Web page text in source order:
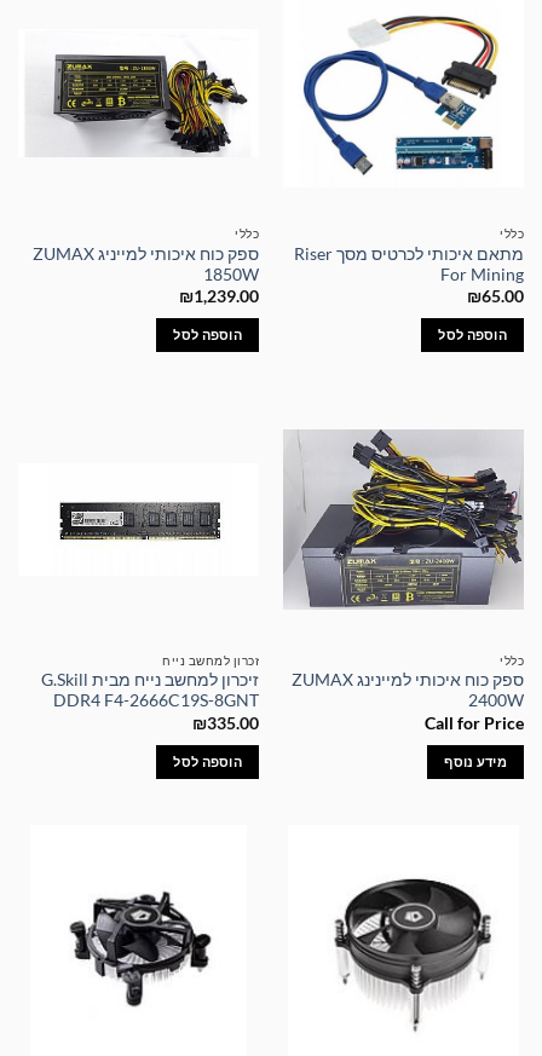
כללי
מתאם איכותי לכרטיס מסך Riser
For Mining
₪65.00
הוספה לסל
כללי
ספק כוח איכותי למייניג ZUMAX
1850W
₪1,239.00
הוספה לסל
כללי
ספק כוח איכותי למיינינג ZUMAX
2400W
Call for Price
מידע נוסף
זכרון למחשב נייח
זיכרון למחשב נייח מבית G.Skill
DDR4 F4-2666C19S-8GNT
₪335.00
הוספה לסל